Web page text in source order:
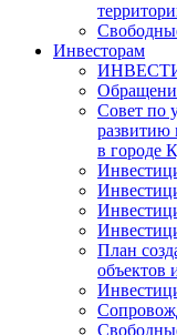
Инвесторам
Совет по
развитию
в городе
План
объектов